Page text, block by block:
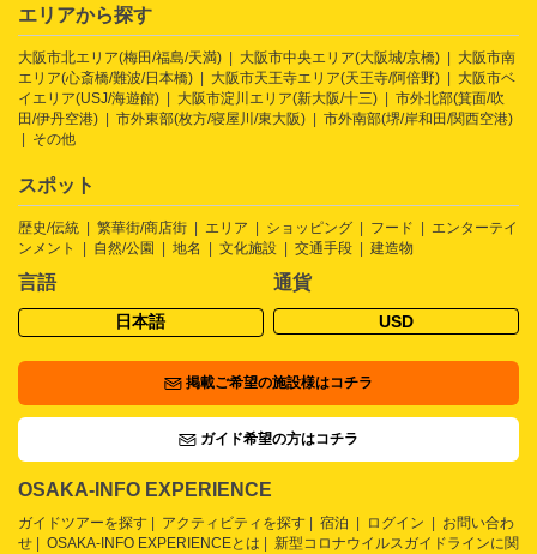
エリアから探す
大阪市北エリア(梅田/福島/天満) 大阪市中央エリア(大阪城/京橋)
大阪市南
エリア(心斎橋/難波/日本橋)
大阪市天王寺エリア(天王寺/阿倍野)
大阪市ベ
イエリア(USJ/海遊館)
大阪市淀川エリア(新大阪/十三)
市外北部(箕面/吹
田/伊丹空港)
市外東部(枚方/寝屋川/東大阪)
市外南部(堺/岸和田/関西空港)
その他
スポット
歴史/伝統 繁華街/商店街 エリア ショッピング フード
エンターテイ
ンメント
自然/公園 地名 文化施設 交通手段 建造物
言語
日本語
通貨
USD
掲載ご希望の施設様はコチラ
ガイド希望の方はコチラ
OSAKA-INFO EXPERIENCE
ガイドツアーを探す アクティビティを探す 宿泊 ログイン
お問い合わ
せ
OSAKA-INFO EXPERIENCEとは
新型コロナウイルスガイドラインに関